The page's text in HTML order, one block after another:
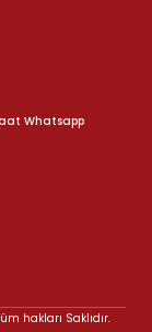
Whatsapp
hakları Saklıdır.